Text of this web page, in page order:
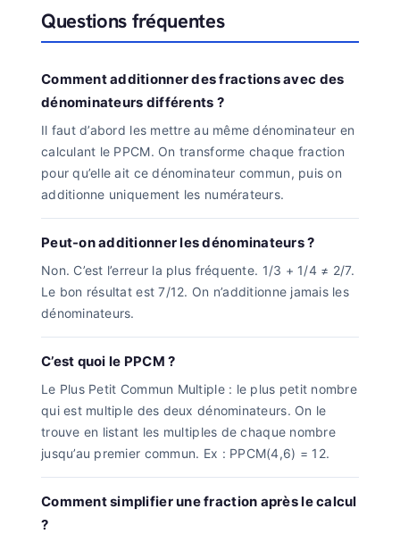
Questions fréquentes
Comment additionner des fractions avec des
dénominateurs différents ?
Il faut d’abord les mettre au même dénominateur en
calculant le PPCM. On transforme chaque fraction
pour qu’elle ait ce dénominateur commun, puis on
additionne uniquement les numérateurs.
Peut-on additionner les dénominateurs ?
Non. C’est l’erreur la plus fréquente. 1/3 + 1/4 ≠ 2/7.
Le bon résultat est 7/12. On n’additionne jamais les
dénominateurs.
C’est quoi le PPCM ?
Le Plus Petit Commun Multiple : le plus petit nombre
qui est multiple des deux dénominateurs. On le
trouve en listant les multiples de chaque nombre
jusqu’au premier commun. Ex : PPCM(4,6) = 12.
Comment simplifier une fraction après le calcul
?